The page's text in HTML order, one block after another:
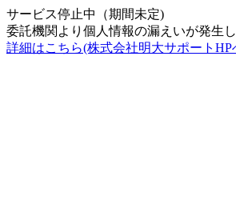
サービス停止中（期間未定)
委託機関より個人情報の漏えいが発生し
詳細はこちら(株式会社明大サポートHP